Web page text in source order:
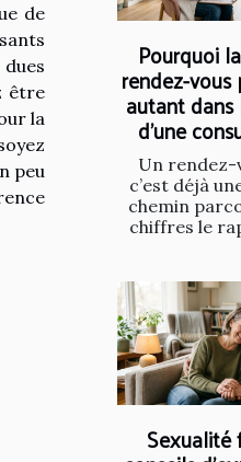
de
être
la
peu
Pourquoi
rendez-
autant dans
d’une
Un rendez-
c’est déjà
chemin
chiffres le
Sexualité